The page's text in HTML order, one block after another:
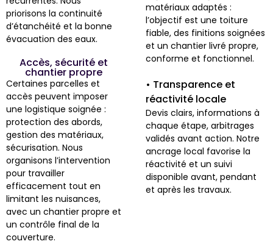
priorisons la continuité
d’étanchéité et la bonne
évacuation des eaux.
Accès, sécurité et
chantier propre
Certaines parcelles et
accès peuvent imposer
une logistique soignée :
protection des abords,
gestion des matériaux,
sécurisation. Nous
organisons l’intervention
pour travailler
efficacement tout en
limitant les nuisances,
avec un chantier propre et
un contrôle final de la
couverture.
matériaux adaptés :
l’objectif est une toiture
fiable, des finitions soignées
et un chantier livré propre,
conforme et fonctionnel.
• Transparence et
réactivité locale
Devis clairs, informations à
chaque étape, arbitrages
validés avant action. Notre
ancrage local favorise la
réactivité et un suivi
disponible avant, pendant
et après les travaux.